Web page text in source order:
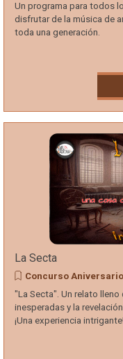
Un programa para todos
disfrutar de la música de
toda una generación.
La Secta
Concurso Aniversario
"La Secta". Un relato
inesperadas y la
¡Una experiencia